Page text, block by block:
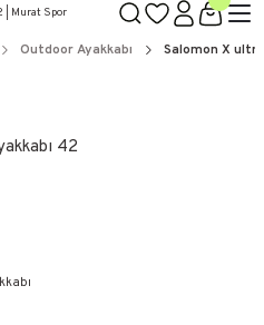
Outdoor Ayakkabı Salomon X
42